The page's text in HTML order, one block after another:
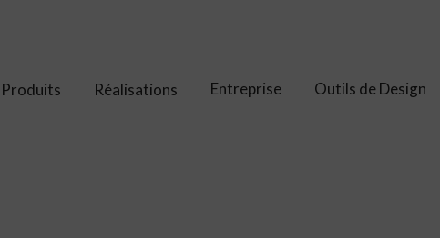
Produits Réalisations Entreprise Outils de Design